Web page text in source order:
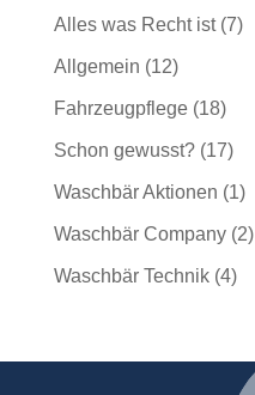
Alles was Recht ist(7)
Allgemein (12)
Fahrzeugpflege(18)
Schon gewusst?(17)
Waschbär Aktionen (1)
Waschbär Company(2)
Waschbär Technik(4)